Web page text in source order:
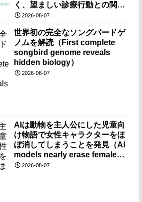
く、望ましい診療行動との関連
も確認ー
2026-08-07
世界初の完全なソングバードゲ
ノムを解読（First complete
songbird genome reveals
hidden biology）
2026-08-07
AIは動物を主人公にした児童向
け物語で女性キャラクターをほ
ぼ消してしまうことを発見（AI
models nearly erase female
characters when they write
2026-08-07